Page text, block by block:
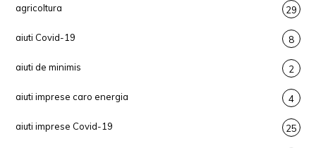
agricoltura 29
aiuti Covid-19 8
aiuti de minimis 2
aiuti imprese caro energia 4
aiuti imprese Covid-19 25